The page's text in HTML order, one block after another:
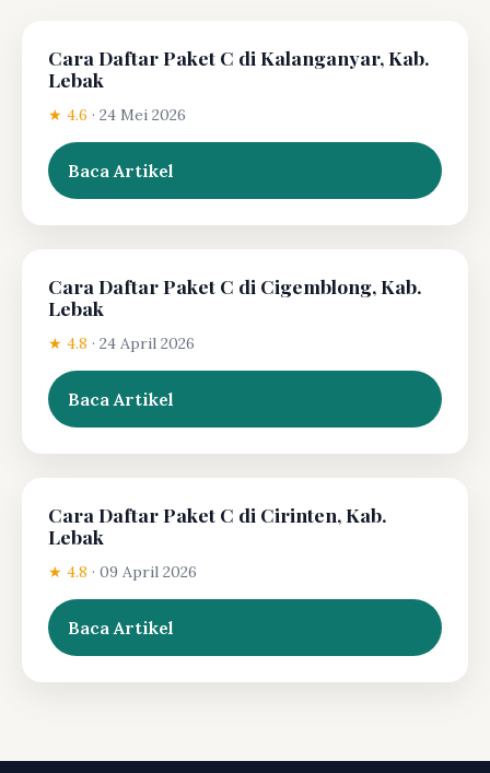
Cara Daftar Paket C di Kalanganyar, Kab.
Lebak
★ 4.6 · 24 Mei 2026
Baca Artikel
Cara Daftar Paket C di Cigemblong, Kab.
Lebak
★ 4.8 · 24 April 2026
Baca Artikel
Cara Daftar Paket C di Cirinten, Kab.
Lebak
★ 4.8 · 09 April 2026
Baca Artikel